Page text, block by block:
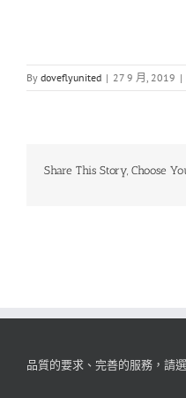
By doveflyunited | 27 9 月, 2019 |
Share This Story, Choose
品質的要求、完善的服務，請選